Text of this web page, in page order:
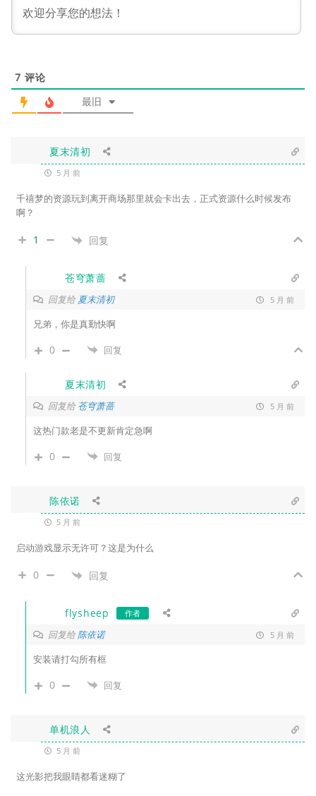
7 评论
最旧
夏末清初
5 月 前
千禧梦的资源玩到离开商场那里就会卡出去，正式资源什么时候发布
啊？
1 回复
苍穹萧蔷
回复给夏末清初 5 月 前
兄弟，你是真勤快啊
0 回复
夏末清初
回复给苍穹萧蔷 5 月 前
这热门款老是不更新肯定急啊
0 回复
陈依诺
5 月 前
启动游戏显示无许可？这是为什么
0 回复
flysheep 作者
回复给陈依诺 5 月 前
安装请打勾所有框
0 回复
单机浪人
5 月 前
这光影把我眼睛都看迷糊了